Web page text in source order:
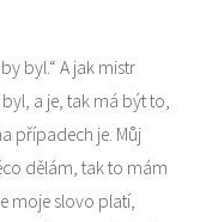
byl.“ A jak mistr
a je, tak má být to,
případech je. Můj
dělám, tak to mám
moje slovo platí,